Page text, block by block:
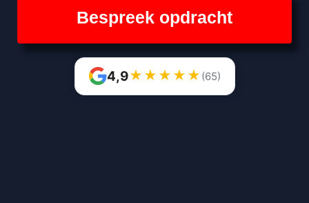
Bespreek opdracht
4,9★ ★ ★ ★ ★ (65)